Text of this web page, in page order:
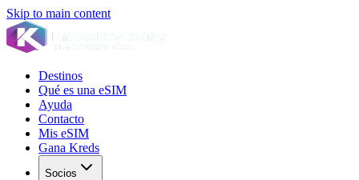
Skip to main content
Destinos
Qué es una eSIM
Ayuda
Contacto
Mis eSIM
Gana Kreds
Socios